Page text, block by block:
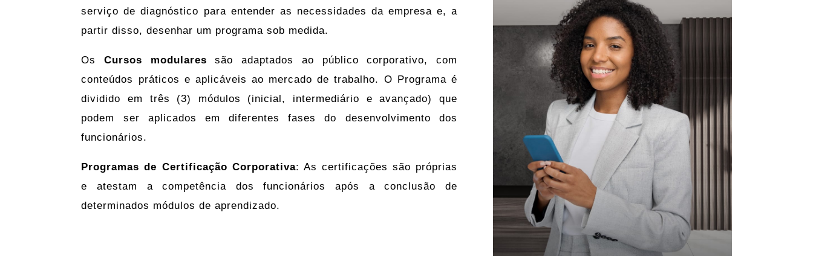
serviço de diagnóstico para entender as necessidades da empresa e, a
partir disso, desenhar um programa sob medida.
OsCursos modulares são adaptados ao público corporativo, com
conteúdos práticos e aplicáveis ao mercado de trabalho. O Programa é
dividido em três (3) módulos (inicial, intermediário e avançado) que
podem ser aplicados em diferentes fases do desenvolvimento dos
funcionários.
Programas de Certificação Corporativa: As certificações são próprias
e atestam a competência dos funcionários após a conclusão de
determinados módulos de aprendizado.